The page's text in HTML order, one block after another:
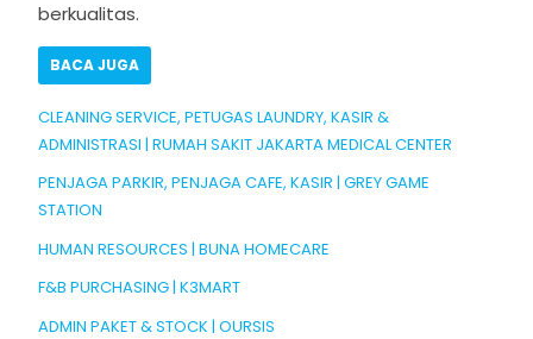
berkualitas.
BACA JUGA
CLEANING SERVICE, PETUGAS LAUNDRY, KASIR &
ADMINISTRASI | RUMAH SAKIT JAKARTA MEDICAL CENTER
PENJAGA PARKIR, PENJAGA CAFE, KASIR | GREY GAME
STATION
HUMAN RESOURCES | BUNA HOMECARE
F&B PURCHASING | K3MART
ADMIN PAKET & STOCK | OURSIS